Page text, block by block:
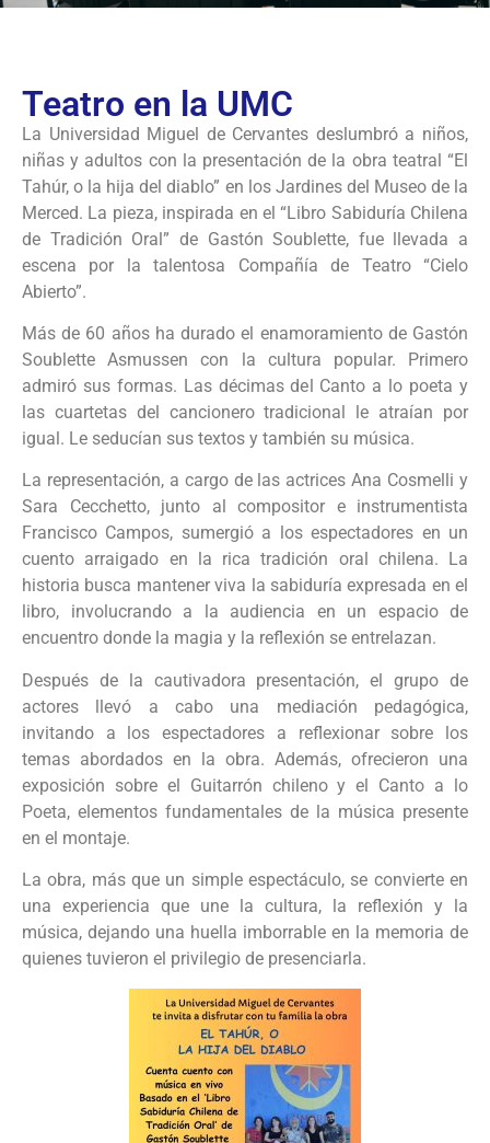
Teatro en la UMC
La Universidad Miguel de Cervantes deslumbró a niños,
niñas y adultos con la presentación de la obra teatral “El
Tahúr, o la hija del diablo” en los Jardines del Museo de la
Merced. La pieza, inspirada en el “Libro Sabiduría Chilena
de Tradición Oral” de Gastón Soublette, fue llevada a
escena por la talentosa Compañía de Teatro “Cielo
Abierto”.
Más de 60 años ha durado el enamoramiento de Gastón
Soublette Asmussen con la cultura popular. Primero
admiró sus formas. Las décimas del Canto a lo poeta y
las cuartetas del cancionero tradicional le atraían por
igual. Le seducían sus textos y también su música.
La representación, a cargo de las actrices Ana Cosmelli y
Sara Cecchetto, junto al compositor e instrumentista
Francisco Campos, sumergió a los espectadores en un
cuento arraigado en la rica tradición oral chilena. La
historia busca mantener viva la sabiduría expresada en el
libro, involucrando a la audiencia en un espacio de
encuentro donde la magia y la reflexión se entrelazan.
Después de la cautivadora presentación, el grupo de
actores llevó a cabo una mediación pedagógica,
invitando a los espectadores a reflexionar sobre los
temas abordados en la obra. Además, ofrecieron una
exposición sobre el Guitarrón chileno y el Canto a lo
Poeta, elementos fundamentales de la música presente
en el montaje.
La obra, más que un simple espectáculo, se convierte en
una experiencia que une la cultura, la reflexión y la
música, dejando una huella imborrable en la memoria de
quienes tuvieron el privilegio de presenciarla.